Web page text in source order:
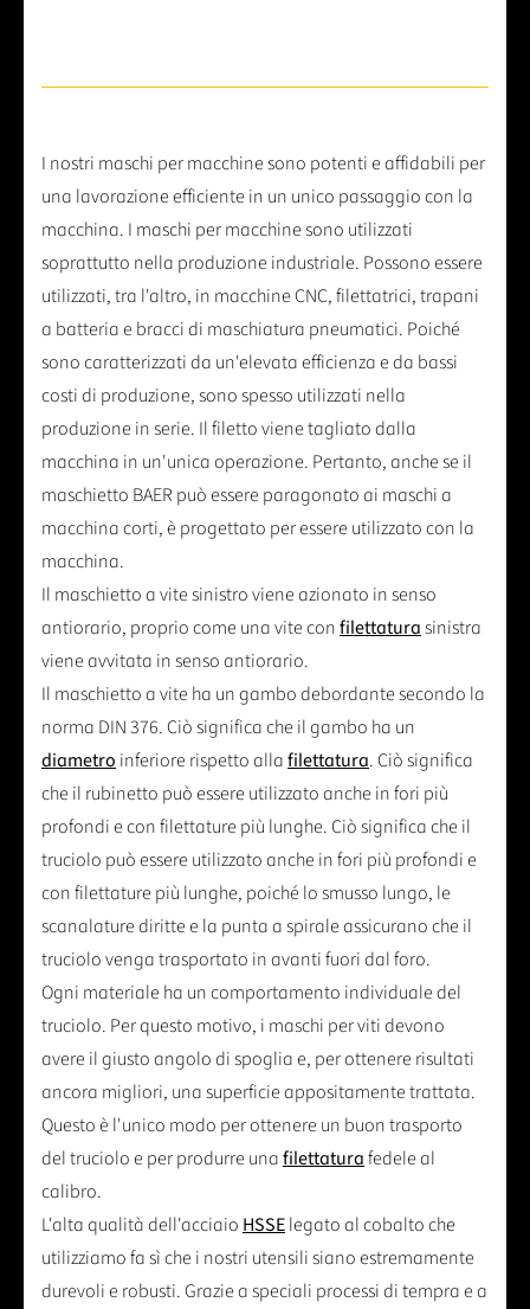
I nostri maschi per macchine sono potenti e affidabili per
una lavorazione efficiente in un unico passaggio con la
macchina. I maschi per macchine sono utilizzati
soprattutto nella produzione industriale. Possono essere
utilizzati, tra l'altro, in macchine CNC, filettatrici, trapani
a batteria e bracci di maschiatura pneumatici. Poiché
sono caratterizzati da un'elevata efficienza e da bassi
costi di produzione, sono spesso utilizzati nella
produzione in serie. Il filetto viene tagliato dalla
macchina in un'unica operazione. Pertanto, anche se il
maschietto BAER può essere paragonato ai maschi a
macchina corti, è progettato per essere utilizzato con la
macchina.
Il maschietto a vite sinistro viene azionato in senso
antiorario, proprio come una vite confilettaturasinistra
viene avvitata in senso antiorario.
Il maschietto a vite ha un gambo debordante secondo la
norma DIN 376. Ciò significa che il gambo ha un
diametroinferiore rispetto allafilettatura. Ciò significa
che il rubinetto può essere utilizzato anche in fori più
profondi e con filettature più lunghe. Ciò significa che il
truciolo può essere utilizzato anche in fori più profondi e
con filettature più lunghe, poiché lo smusso lungo, le
scanalature diritte e la punta a spirale assicurano che il
truciolo venga trasportato in avanti fuori dal foro.
Ogni materiale ha un comportamento individuale del
truciolo. Per questo motivo, i maschi per viti devono
avere il giusto angolo di spoglia e, per ottenere risultati
ancora migliori, una superficie appositamente trattata.
Questo è l'unico modo per ottenere un buon trasporto
del truciolo e per produrre unafilettaturafedele al
calibro.
L'alta qualità dell'acciaioHSSElegato al cobalto che
utilizziamo fa sì che i nostri utensili siano estremamente
durevoli e robusti. Grazie a speciali processi di tempra e a